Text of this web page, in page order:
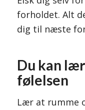
forholdet. Alt
dig til næste
Du kan
følelsen
Lær at rumme